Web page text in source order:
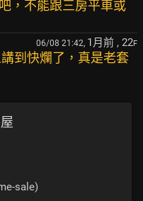
，不能跟三房平車或
06/08 21:42, 1月前 , 22F
到快爛了，真是老套
sale)